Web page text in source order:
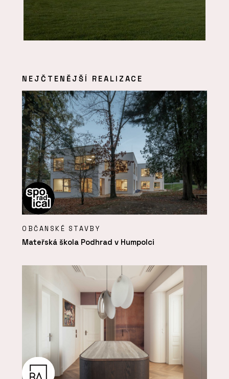
NEJČTENĚJŠÍ REALIZACE
OBČANSKÉ STAVBY
Mateřská škola Podhrad v Humpolci